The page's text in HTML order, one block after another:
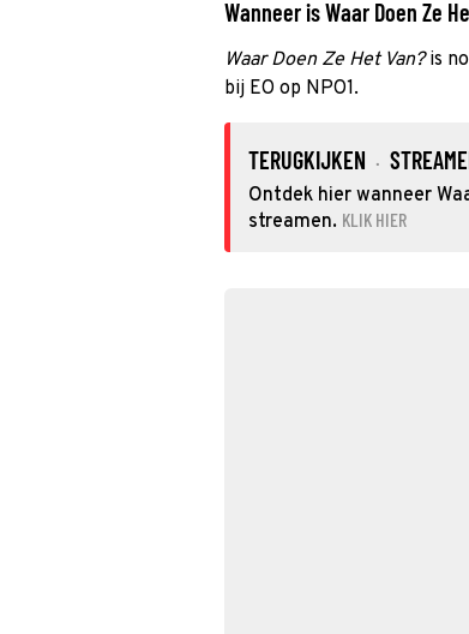
Wanneer is Waar Doen Ze
Waar Doen Ze Het Van?is
bij EO op NPO1.
TERUGKIJKEN ·
Ontdek hier wanneer
streamen. KLIK HIER